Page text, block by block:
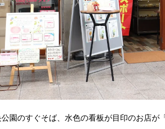
園のすぐそば、水色の看板が目印のお店が